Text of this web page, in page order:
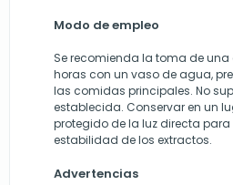
Modo de empleo
Se recomienda la toma de
horas con un vaso de agua,
las comidas principales. No
establecida. Conservar en un
protegido de la luz directa
estabilidad de los extractos.
Advertencias